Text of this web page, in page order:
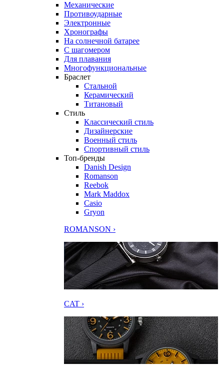
Механические
Противоударные
Электронные
Хронографы
На солнечной батарее
С шагомером
Для плавания
Многофункциональные
Браслет
Стальной
Керамический
Титановый
Стиль
Классический стиль
Дизайнерские
Военный стиль
Спортивный стиль
Топ-бренды
Danish Design
Romanson
Reebok
Mark Maddox
Casio
Gryon
ROMANSON ›
CAT ›